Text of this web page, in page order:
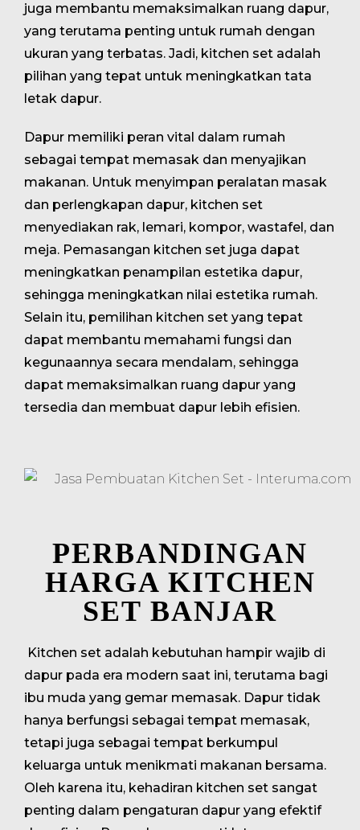
juga membantu memaksimalkan ruang dapur,
yang terutama penting untuk rumah dengan
ukuran yang terbatas. Jadi, kitchen set adalah
pilihan yang tepat untuk meningkatkan tata
letak dapur.
Dapur memiliki peran vital dalam rumah
sebagai tempat memasak dan menyajikan
makanan. Untuk menyimpan peralatan masak
dan perlengkapan dapur, kitchen set
menyediakan rak, lemari, kompor, wastafel, dan
meja. Pemasangan kitchen set juga dapat
meningkatkan penampilan estetika dapur,
sehingga meningkatkan nilai estetika rumah.
Selain itu, pemilihan kitchen set yang tepat
dapat membantu memahami fungsi dan
kegunaannya secara mendalam, sehingga
dapat memaksimalkan ruang dapur yang
tersedia dan membuat dapur lebih efisien.
PERBANDINGAN
HARGA KITCHEN
SET BANJAR
Kitchen set adalah kebutuhan hampir wajib di
dapur pada era modern saat ini, terutama bagi
ibu muda yang gemar memasak. Dapur tidak
hanya berfungsi sebagai tempat memasak,
tetapi juga sebagai tempat berkumpul
keluarga untuk menikmati makanan bersama.
Oleh karena itu, kehadiran kitchen set sangat
penting dalam pengaturan dapur yang efektif